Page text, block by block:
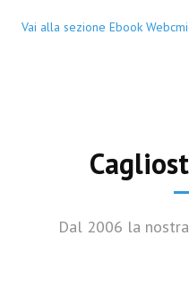
Vai alla sezione Ebook
Dal 2006 la